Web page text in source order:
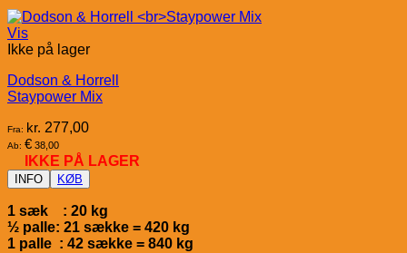
Vis
Ikke på lager
Dodson & Horrell
Staypower Mix
Fra: kr. 277,00
Ab: € 38,00
IKKE PÅ LAGER
INFO KØB
1 sæk : 20 kg
½ palle: 21 sække = 420 kg
1 palle : 42 sække = 840 kg